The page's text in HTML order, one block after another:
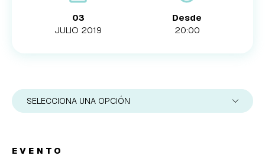
03
JULIO 2019
Desde
20:00
SELECCIONA UNA OPCIÓN
EVENTO